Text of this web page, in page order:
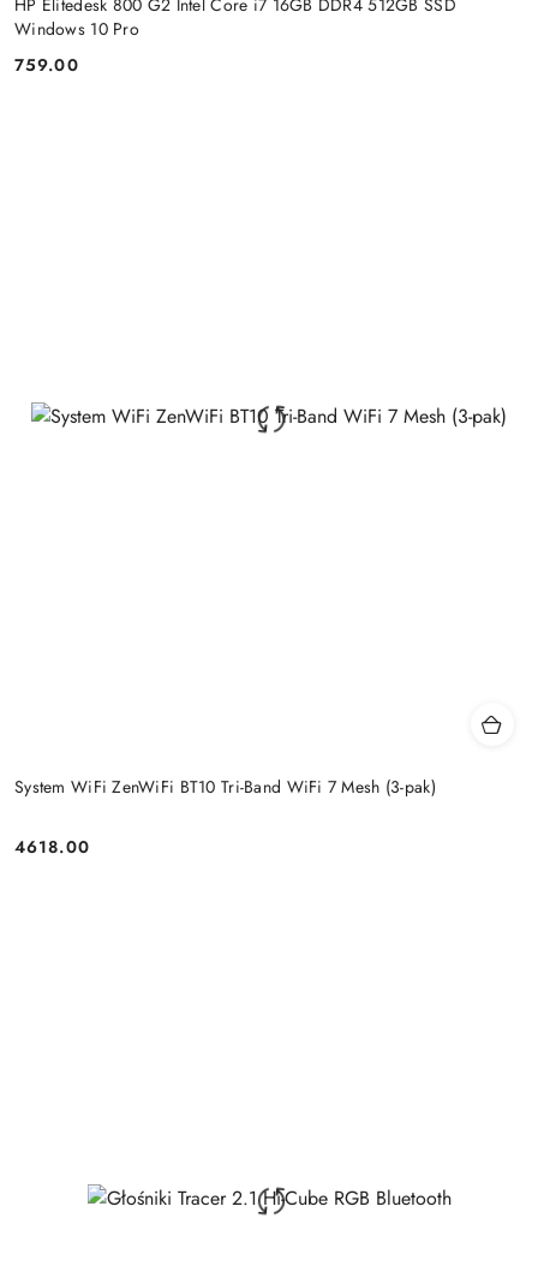
Windows 10 Pro
Price:
759.00
System WiFi ZenWiFi BT10 Tri-Band WiFi 7 Mesh (3-pak)
Price:
4618.00